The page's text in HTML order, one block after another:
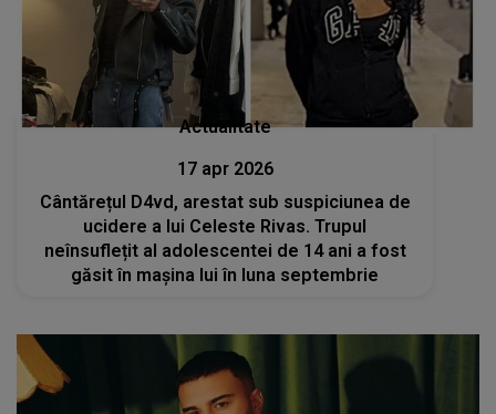
Actualitate
17 apr 2026
Cântărețul D4vd, arestat sub suspiciunea de
ucidere a lui Celeste Rivas. Trupul
neînsuflețit al adolescentei de 14 ani a fost
găsit în mașina lui în luna septembrie